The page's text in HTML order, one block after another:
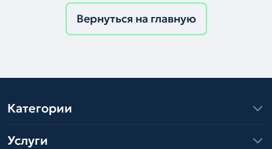
Вернуться на главную
Категории
Услуги